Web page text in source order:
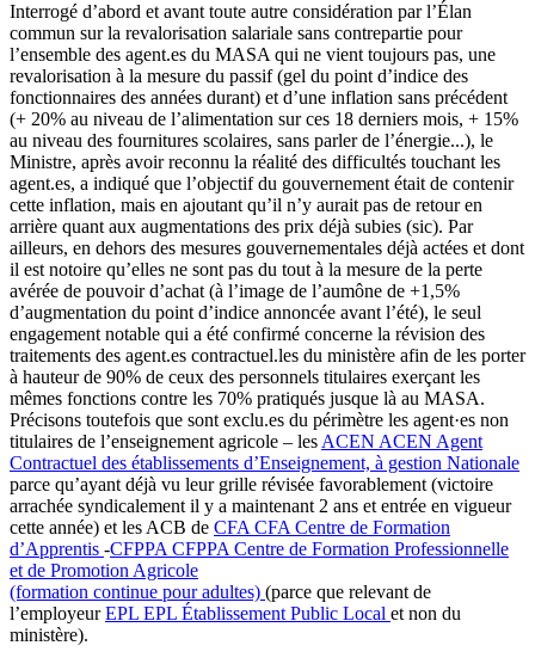
Interrogé d’abord et avant toute autre considération par l’Élan
commun sur la revalorisation salariale sans contrepartie pour
l’ensemble des agent.es du MASA qui ne vient toujours pas, une
revalorisation à la mesure du passif (gel du point d’indice des
fonctionnaires des années durant) et d’une inflation sans précédent
(+ 20% au niveau de l’alimentation sur ces 18 derniers mois, + 15%
au niveau des fournitures scolaires, sans parler de l’énergie...), le
Ministre, après avoir reconnu la réalité des difficultés touchant les
agent.es, a indiqué que l’objectif du gouvernement était de contenir
cette inflation, mais en ajoutant qu’il n’y aurait pas de retour en
arrière quant aux augmentations des prix déjà subies (sic). Par
ailleurs, en dehors des mesures gouvernementales déjà actées et dont
il est notoire qu’elles ne sont pas du tout à la mesure de la perte
avérée de pouvoir d’achat (à l’image de l’aumône de +1,5%
d’augmentation du point d’indice annoncée avant l’été), le seul
engagement notable qui a été confirmé concerne la révision des
traitements des agent.es contractuel.les du ministère afin de les porter
à hauteur de 90% de ceux des personnels titulaires exerçant les
mêmes fonctions contre les 70% pratiqués jusque là au MASA.
Précisons toutefois que sont exclu.es du périmètre les agent·es non
titulaires de l’enseignement agricole – les ACEN ACEN Agent
Contractuel des établissements d’Enseignement, à gestion Nationale
parce qu’ayant déjà vu leur grille révisée favorablement (victoire
arrachée syndicalement il y a maintenant 2 ans et entrée en vigueur
cette année) et les ACB de CFA CFA Centre de Formation
d’Apprentis -CFPPA CFPPA Centre de Formation Professionnelle
et de Promotion Agricole
(formation continue pour adultes) (parce que relevant de
l’employeurEPL EPL Établissement Public Local et non du
ministère).